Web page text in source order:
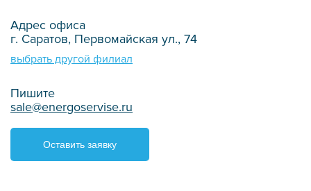
Адрес офиса
г. Саратов, Первомайская ул., 74
выбрать другой филиал
Пишите
sale@energoservise.ru
Оставить заявку